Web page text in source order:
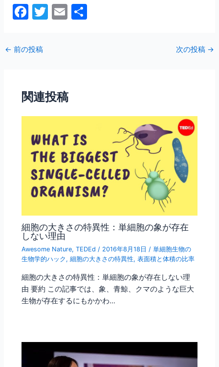
F
c
e
o
o
k
T
E
← 前の投稿 次の投稿 →
関連投稿
細胞の大きさの特異性：単細胞の象が存在
しない理由
Awesome Nature,TEDEd / 2016年8月18日/単細胞生物の
生物学的ハック ,細胞の大きさの特異性,表面積と体積の比率
細胞の大きさの特異性：単細胞の象が存在しない理
由 要約 この記事では、象、青鯨、クマのような巨大
生物が存在するにもかかわ…